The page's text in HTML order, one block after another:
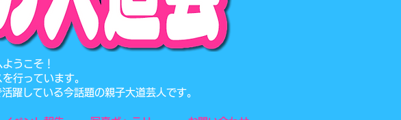
うこそ！
行っています。
躍している今話題の親子大道芸人です。